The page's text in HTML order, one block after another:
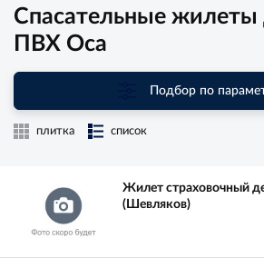
Спасательные жилеты
ПВХ Оса
Подбор по
плитка список
Жилет страховочный
(Шевляков)